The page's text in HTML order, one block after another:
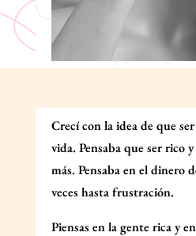
Crecí con la idea de que
vida. Pensaba que ser rico
más. Pensaba en el dinero
veces hasta frustración.
Piensas en la gente rica y